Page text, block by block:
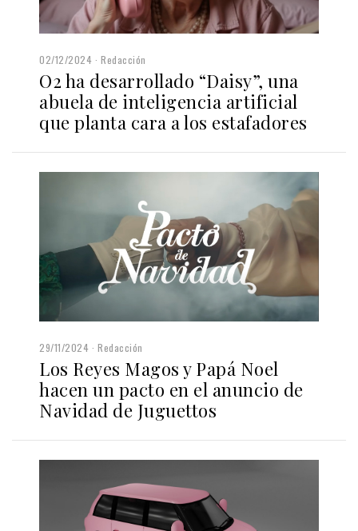
02/12/2024 Redacción
O2 ha desarrollado “Daisy”, una
abuela de inteligencia artificial
que planta cara a los estafadores
29/11/2024 Redacción
Los Reyes Magos y Papá Noel
hacen un pacto en el anuncio de
Navidad de Juguettos